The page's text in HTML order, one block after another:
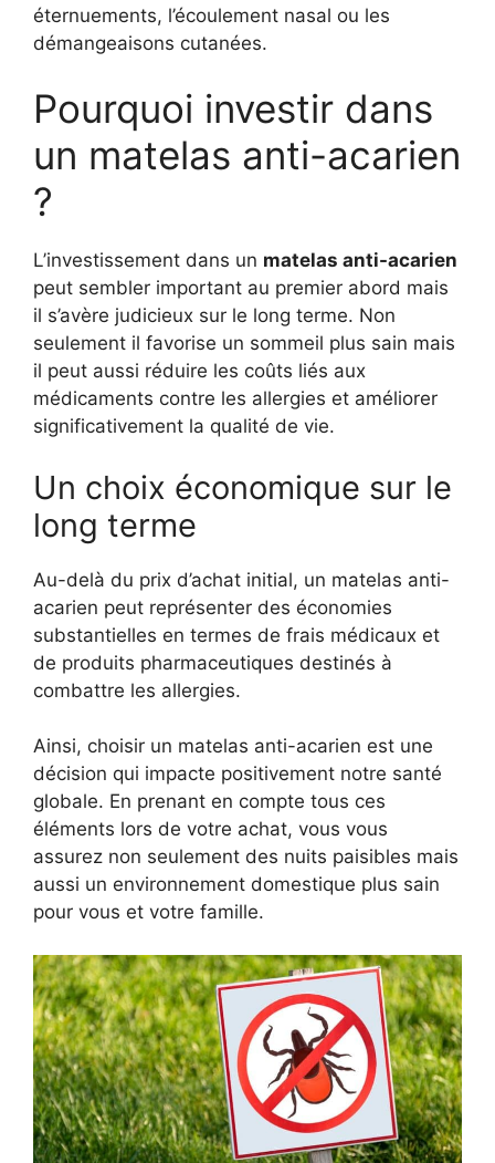
éternuements, l’écoulement nasal ou les
démangeaisons cutanées.
Pourquoi investir dans
un matelas anti-acarien
?
L’investissement dans un matelas anti-acarien
peut sembler important au premier abord mais
il s’avère judicieux sur le long terme. Non
seulement il favorise un sommeil plus sain mais
il peut aussi réduire les coûts liés aux
médicaments contre les allergies et améliorer
significativement la qualité de vie.
Un choix économique sur le
long terme
Au-delà du prix d’achat initial, un matelas anti-
acarien peut représenter des économies
substantielles en termes de frais médicaux et
de produits pharmaceutiques destinés à
combattre les allergies.
Ainsi, choisir un matelas anti-acarien est une
décision qui impacte positivement notre santé
globale. En prenant en compte tous ces
éléments lors de votre achat, vous vous
assurez non seulement des nuits paisibles mais
aussi un environnement domestique plus sain
pour vous et votre famille.